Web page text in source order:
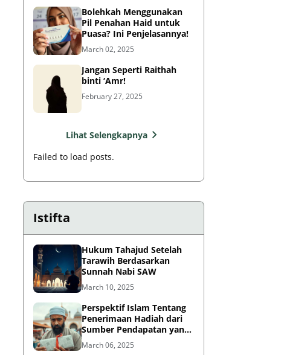
Bolehkah Menggunakan
Pil Penahan Haid untuk
Puasa? Ini Penjelasannya!
March 02, 2025
Jangan Seperti Raithah
binti ‘Amr!
February 27, 2025
Lihat Selengkapnya
Failed to load posts.
Istifta
Hukum Tahajud Setelah
Tarawih Berdasarkan
Sunnah Nabi SAW
March 10, 2025
Perspektif Islam Tentang
Penerimaan Hadiah dari
Sumber Pendapatan yang
Tidak Halal
March 06, 2025